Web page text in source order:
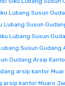
Lubang Susun
Lubang Susun
Lubang Susun
Susun Gudang
Gudang Arsip
arsip kantor
arsip kantor Muaro